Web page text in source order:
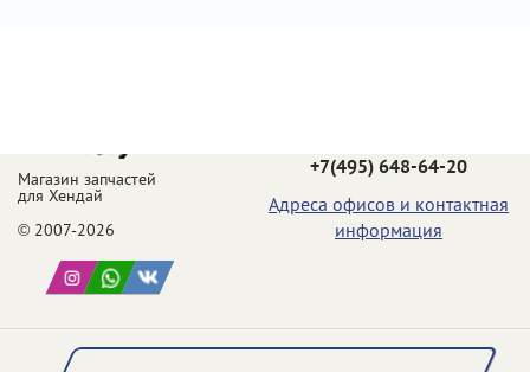
Магазин запчастей
для Хендай
© 2007-2026
+7(495) 648-64-20
Адреса офисов и контактная
информация